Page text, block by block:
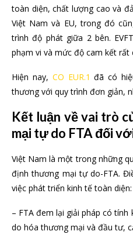
toàn diện, chất lượng cao và
Việt Nam và EU, trong đó
trình độ phát giữa 2 bên.
phạm vi và mức độ cam kết rất
Hiện nay, CO EUR.1 đã có
thương với quy trình đơn giản,
Kết luận về vai trò
mại tự do FTA đối
Việt Nam là một trong những
định thương mại tự do-FTA.
việc phát triển kinh tế toàn diện:
– FTA đem lại giải pháp có
do hóa thương mại và đầu tư,